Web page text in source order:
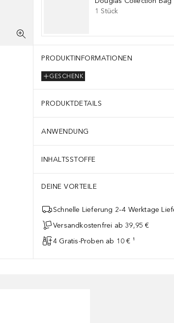
1 Stück
PRODUKTINFORMATIONEN
GESCHENK
PRODUKTDETAILS
ANWENDUNG
INHALTSSTOFFE
DEINE VORTEILE
Schnelle Lieferung 2–4 Werktage
Versandkostenfrei ab 39,95 €
4 Gratis-Proben ab 10 € ¹